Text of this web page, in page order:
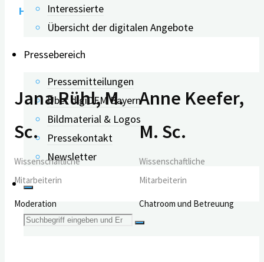
Interessierte
Übersicht der digitalen Angebote
Pressebereich
Pressemitteilungen
Über digiDEM Bayern
Bildmaterial & Logos
Pressekontakt
Newsletter
Suche
Hier gibt es das Webinar als PDF zum Download
Jana Rühl, M.
Sc.
Wissenschaftliche
Mitarbeiterin
Moderation
Anne Keefer,
M. Sc.
Wissenschaftliche
Mitarbeiterin
Chatroom und Betreuung